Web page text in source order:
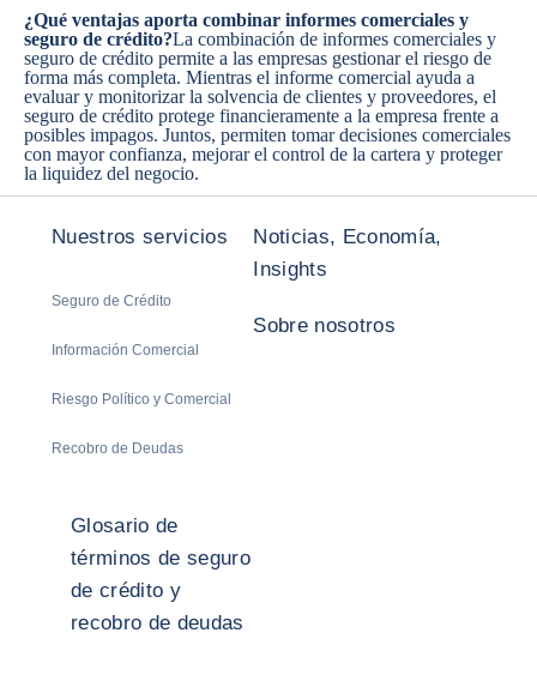
¿Qué ventajas aporta combinar informes comerciales y
seguro de crédito?La combinación de informes comerciales y
seguro de crédito permite a las empresas gestionar el riesgo de
forma más completa. Mientras el informe comercial ayuda a
evaluar y monitorizar la solvencia de clientes y proveedores, el
seguro de crédito protege financieramente a la empresa frente a
posibles impagos. Juntos, permiten tomar decisiones comerciales
con mayor confianza, mejorar el control de la cartera y proteger
la liquidez del negocio.
Nuestros servicios
Seguro de Crédito
Información Comercial
Riesgo Político y Comercial
Recobro de Deudas
Noticias, Economía,
Insights
Sobre nosotros
Glosario de
términos de seguro
de crédito y
recobro de deudas